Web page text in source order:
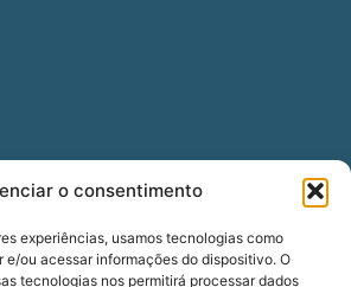
o consentimento
experiências, usamos tecnologias como
e/ou acessar informações do dispositivo. O
tecnologias nos permitirá processar dados